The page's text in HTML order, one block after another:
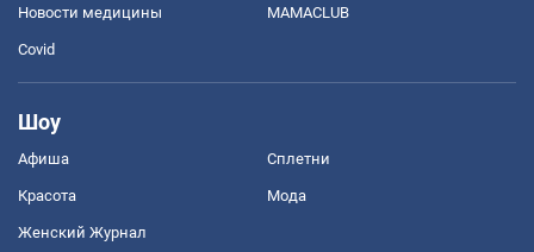
Новости медицины MAMACLUB
Covid
Шоу
Афиша Сплетни
Красота Мода
Женский Журнал